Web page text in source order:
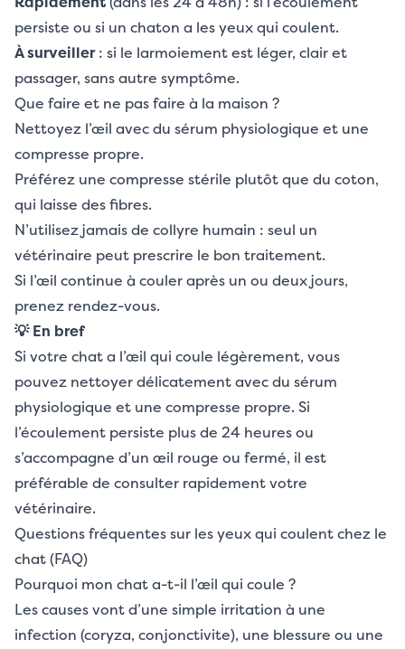
persiste ou si un chaton a les yeux qui coulent.
À surveiller: si le larmoiement est léger, clair et
passager, sans autre symptôme.
Que faire et ne pas faire à la maison ?
Nettoyez l’œil avec du sérum physiologique et une
compresse propre.
Préférez une compresse stérile plutôt que du coton,
qui laisse des fibres.
N’utilisez jamais de collyre humain : seul un
vétérinaire peut prescrire le bon traitement.
Si l’œil continue à couler après un ou deux jours,
prenez rendez-vous.
💡 En bref
Si votre chat a l’œil qui coule légèrement, vous
pouvez nettoyer délicatement avec du sérum
physiologique et une compresse propre. Si
l’écoulement persiste plus de 24 heures ou
s’accompagne d’un œil rouge ou fermé, il est
préférable de consulter rapidement votre
vétérinaire.
Questions fréquentes sur les yeux qui coulent chez le
chat (FAQ)
Pourquoi mon chat a-t-il l’œil qui coule ?
Les causes vont d’une simple irritation à une
infection (coryza, conjonctivite), une blessure ou une